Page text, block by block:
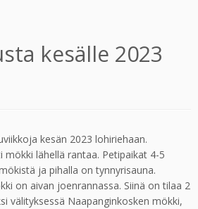
kesälle 2023
kesän 2023 lohiriehaan.
lähellä rantaa. Petipaikat 4-5
ja pihalla on tynnyrisauna.
on aivan joenrannassa. Siinä on tilaa 2
välityksessä Naapanginkosken mökki,